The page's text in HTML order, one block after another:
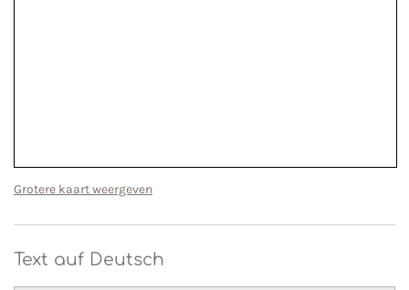
Grotere kaart weergeven
Text auf Deutsch